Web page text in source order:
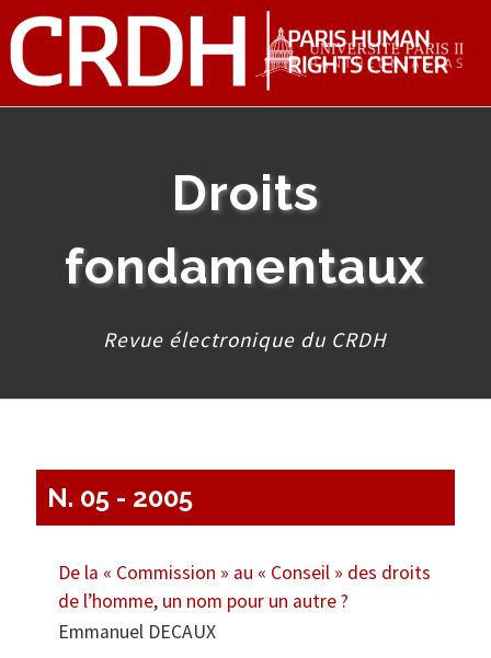
Droits
fondamentaux
Revue électronique du CRDH
N. 05 - 2005
De la « Commission » au « Conseil » des droits
de l’homme, un nom pour un autre ?
Emmanuel DECAUX